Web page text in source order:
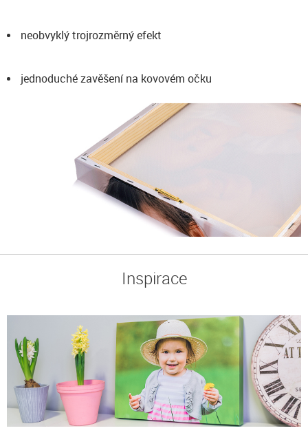
neobvyklý trojrozměrný efekt
jednoduché zavěšení na kovovém očku
Inspirace